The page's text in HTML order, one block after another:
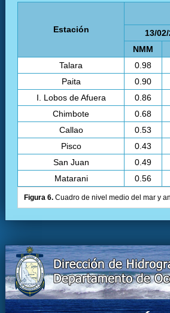
Estación 13/
NMM
Talara
0.98
Paita
0.90
I. Lobos de Afuera
0.86
Chimbote
0.68
Callao
0.53
Pisco
0.43
San Juan
0.49
Matarani
0.56
Figura 6. Cuadro de nivel medio del mar y